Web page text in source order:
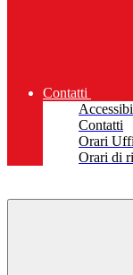
Contatti
Contatti
Orari
Orari di